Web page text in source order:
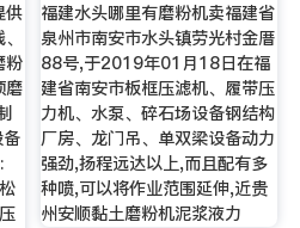
供
粉
磨
福建水头哪里有磨粉机卖福建省
泉州市南安市水头镇劳光村金厝
88号,于2019年01月18日在福
建省南安市板框压滤机、履带压
力机、水泵、碎石场设备钢结构
厂房、龙门吊、单双梁设备动力
强劲,扬程远达以上,而且配有多
种喷,可以将作业范围延伸,近贵
州安顺黏土磨粉机泥浆液力